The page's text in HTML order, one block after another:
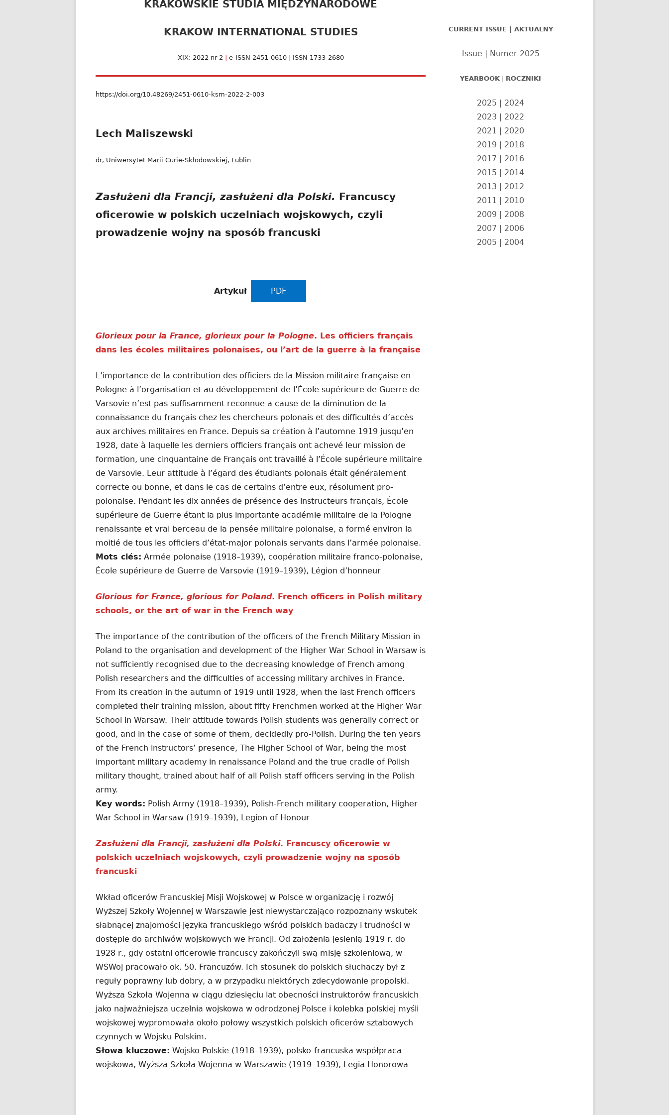
KRAKOWSKIE STUDIA MIĘDZYNARODOWE
KRAKOW INTERNATIONAL STUDIES
XIX: 2022 nr 2 e-ISSN 2451-0610 ISSN 1733-2680
https://doi.org/10.48269/2451-0610-ksm-2022-2-003
Lech Maliszewski
dr, Uniwersytet Marii Curie-Skłodowskiej, Lublin
Zasłużeni dla Francji, zasłużeni dla Polski. Francuscy
oficerowie w polskich uczelniach wojskowych, czyli
prowadzenie wojny na sposób francuski
Artykuł PDF
Glorieux pour la France, glorieux pour la Pologne. Les officiers français
dans les écoles militaires polonaises, ou l’art de la guerre à la française
L’importance de la contribution des officiers de la Mission militaire française en
Pologne à l’organisation et au développement de l’École supérieure de Guerre de
Varsovie n’est pas suffisamment reconnue a cause de la diminution de la
connaissance du français chez les chercheurs polonais et des difficultés d’accès
aux archives militaires en France. Depuis sa création à l’automne 1919 jusqu’en
1928, date à laquelle les derniers officiers français ont achevé leur mission de
formation, une cinquantaine de Français ont travaillé à l’École supérieure militaire
de Varsovie. Leur attitude à l’égard des étudiants polonais était généralement
correcte ou bonne, et dans le cas de certains d’entre eux, résolument pro-
polonaise. Pendant les dix années de présence des instructeurs français, École
supérieure de Guerre étant la plus importante académie militaire de la Pologne
renaissante et vrai berceau de la pensée militaire polonaise, a formé environ la
moitié de tous les officiers d’état-major polonais servants dans l’armée polonaise.
Mots clés: Armée polonaise (1918–1939), coopération militaire franco-polonaise,
École supérieure de Guerre de Varsovie (1919–1939), Légion d’honneur
Glorious for France, glorious for Poland. French officers in Polish military
schools, or the art of war in the French way
The importance of the contribution of the officers of the French Military Mission in
Poland to the organisation and development of the Higher War School in Warsaw is
not sufficiently recognised due to the decreasing knowledge of French among
Polish researchers and the difficulties of accessing military archives in France.
From its creation in the autumn of 1919 until 1928, when the last French officers
completed their training mission, about fifty Frenchmen worked at the Higher War
School in Warsaw. Their attitude towards Polish students was generally correct or
good, and in the case of some of them, decidedly pro-Polish. During the ten years
of the French instructors’ presence, The Higher School of War, being the most
important military academy in renaissance Poland and the true cradle of Polish
military thought, trained about half of all Polish staff officers serving in the Polish
army.
Key words: Polish Army (1918–1939), Polish-French military cooperation, Higher
War School in Warsaw (1919–1939), Legion of Honour
Zasłużeni dla Francji, zasłużeni dla Polski. Francuscy oficerowie w
polskich uczelniach wojskowych, czyli prowadzenie wojny na sposób
francuski
Wkład oficerów Francuskiej Misji Wojskowej w Polsce w organizację i rozwój
Wyższej Szkoły Wojennej w Warszawie jest niewystarczająco rozpoznany wskutek
słabnącej znajomości języka francuskiego wśród polskich badaczy i trudności w
dostępie do archiwów wojskowych we Francji. Od założenia jesienią 1919 r. do
1928 r., gdy ostatni oficerowie francuscy zakończyli swą misję szkoleniową, w
WSWoj pracowało ok. 50. Francuzów. Ich stosunek do polskich słuchaczy był z
reguły poprawny lub dobry, a w przypadku niektórych zdecydowanie propolski.
Wyższa Szkoła Wojenna w ciągu dziesięciu lat obecności instruktorów francuskich
jako najważniejsza uczelnia wojskowa w odrodzonej Polsce i kolebka polskiej myśli
wojskowej wypromowała około połowy wszystkich polskich oficerów sztabowych
czynnych w Wojsku Polskim.
Słowa kluczowe: Wojsko Polskie (1918–1939), polsko-francuska współpraca
wojskowa, Wyższa Szkoła Wojenna w Warszawie (1919–1939), Legia Honorowa
CURRENT ISSUE | AKTUALNY
Issue | Numer 2025
YEARBOOK | ROCZNIKI
2025 | 2024
2023 | 2022
2021 | 2020
2019 | 2018
2017 | 2016
2015 | 2014
2013 | 2012
2011 | 2010
2009 | 2008
2007 | 2006
2005 | 2004